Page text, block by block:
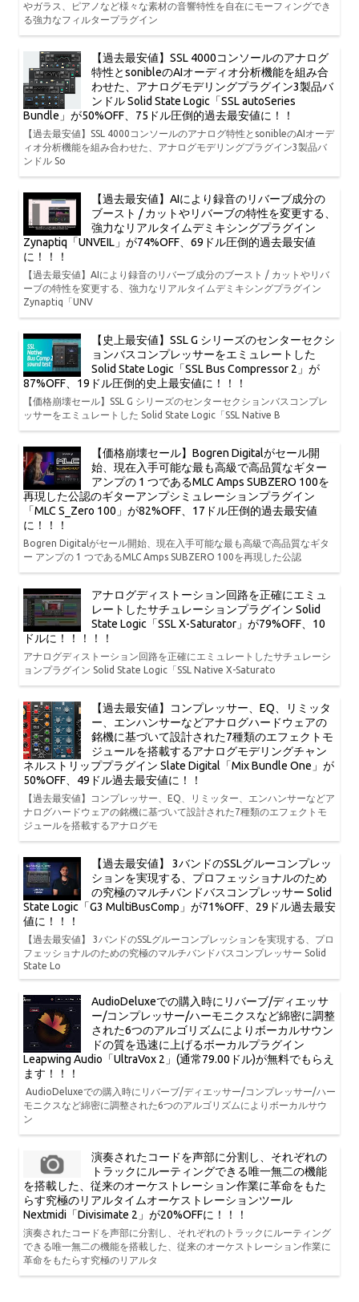
やガラス、ピアノなど様々な素材の音響特性を自在にモーフィングでき
る強力なフィルタープラグイン
【過去最安値】SSL 4000コンソールのアナログ
特性とsonibleのAIオーディオ分析機能を組み合
わせた、アナログモデリングプラグイン3製品バ
ンドル Solid State Logic「SSL autoSeries
Bundle」が50%OFF、75ドル圧倒的過去最安値に！！
【過去最安値】SSL 4000コンソールのアナログ特性とsonibleのAIオーデ
ィオ分析機能を組み合わせた、アナログモデリングプラグイン3製品バ
ンドル So
【過去最安値】AIにより録音のリバーブ成分の
ブースト / カットやリバーブの特性を変更する、
強力なリアルタイムデミキシングプラグイン
Zynaptiq「UNVEIL」が74%OFF、69ドル圧倒的過去最安値
に！！！
【過去最安値】AIにより録音のリバーブ成分のブースト / カットやリバ
ーブの特性を変更する、強力なリアルタイムデミキシングプラグイン
Zynaptiq「UNV
【史上最安値】SSL G シリーズのセンターセクシ
ョンバスコンプレッサーをエミュレートした
Solid State Logic「SSL Bus Compressor 2」が
87%OFF、19ドル圧倒的史上最安値に！！！
【価格崩壊セール】SSL G シリーズのセンターセクションバスコンプレ
ッサーをエミュレートした Solid State Logic「SSL Native B
【価格崩壊セール】Bogren Digitalがセール開
始、現在入手可能な最も高級で高品質なギター
アンプの 1 つであるMLC Amps SUBZERO 100を
再現した公認のギターアンプシミュレーションプラグイン
「MLC S_Zero 100」が82%OFF、17ドル圧倒的過去最安値
に！！！
Bogren Digitalがセール開始、現在入手可能な最も高級で高品質なギタ
ー アンプの 1 つであるMLC Amps SUBZERO 100を再現した公認
アナログディストーション回路を正確にエミュ
レートしたサチュレーションプラグイン Solid
State Logic「SSL X-Saturator」が79%OFF、10
ドルに！！！！！
アナログディストーション回路を正確にエミュレートしたサチュレーシ
ョンプラグイン Solid State Logic「SSL Native X-Saturato
【過去最安値】コンプレッサー、EQ、リミッタ
ー、エンハンサーなどアナログハードウェアの
銘機に基づいて設計された7種類のエフェクトモ
ジュールを搭載するアナログモデリングチャン
ネルストリッププラグイン Slate Digital「Mix Bundle One」が
50%OFF、49ドル過去最安値に！！
【過去最安値】コンプレッサー、EQ、リミッター、エンハンサーなどア
ナログハードウェアの銘機に基づいて設計された7種類のエフェクトモ
ジュールを搭載するアナログモ
【過去最安値】 3バンドのSSLグルーコンプレッ
ションを実現する、プロフェッショナルのため
の究極のマルチバンドバスコンプレッサー Solid
State Logic「G3 MultiBusComp」が71%OFF、29ドル過去最安
値に！！！
【過去最安値】 3バンドのSSLグルーコンプレッションを実現する、プロ
フェッショナルのための究極のマルチバンドバスコンプレッサー Solid
State Lo
AudioDeluxeでの購入時にリバーブ/ディエッサ
ー/コンプレッサー/ハーモニクスなど綿密に調整
された6つのアルゴリズムによりボーカルサウン
ドの質を迅速に上げるボーカルプラグイン
Leapwing Audio「UltraVox 2」(通常79.00ドル)が無料でもらえ
ます！！！
AudioDeluxeでの購入時にリバーブ/ディエッサー/コンプレッサー/ハー
モニクスなど綿密に調整された6つのアルゴリズムによりボーカルサウ
ン
演奏されたコードを声部に分割し、それぞれの
トラックにルーティングできる唯一無二の機能
を搭載した、従来のオーケストレーション作業に革命をもた
らす究極のリアルタイムオーケストレーションツール
Nextmidi「Divisimate 2」が20%OFFに！！！
演奏されたコードを声部に分割し、それぞれのトラックにルーティング
できる唯一無二の機能を搭載した、従来のオーケストレーション作業に
革命をもたらす究極のリアルタ